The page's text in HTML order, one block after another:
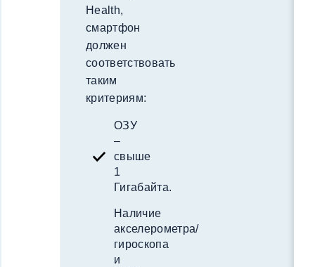
Health,
смартфон
должен
соответствовать
таким
критериям:
ОЗУ
–
свыше
1
Гигабайта.
Наличие
акселерометра/
гироскопа
и